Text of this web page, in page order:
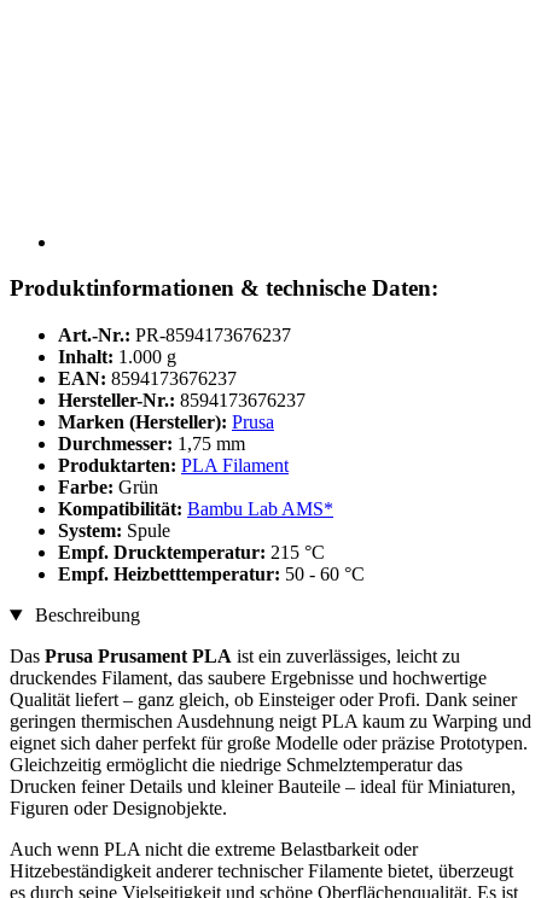
Produktinformationen & technische Daten:
Art.-Nr.: PR-8594173676237
Inhalt: 1.000 g
EAN: 8594173676237
Hersteller-Nr.: 8594173676237
Marken (Hersteller): Prusa
Durchmesser: 1,75 mm
Produktarten: PLA Filament
Farbe: Grün
Kompatibilität: Bambu Lab AMS*
System: Spule
Empf. Drucktemperatur: 215 °C
Empf. Heizbetttemperatur: 50 - 60 °C
Beschreibung
Das Prusa Prusament PLA ist ein zuverlässiges, leicht zu
druckendes Filament, das saubere Ergebnisse und hochwertige
Qualität liefert – ganz gleich, ob Einsteiger oder Profi. Dank seiner
geringen thermischen Ausdehnung neigt PLA kaum zu Warping und
eignet sich daher perfekt für große Modelle oder präzise Prototypen.
Gleichzeitig ermöglicht die niedrige Schmelztemperatur das
Drucken feiner Details und kleiner Bauteile – ideal für Miniaturen,
Figuren oder Designobjekte.
Auch wenn PLA nicht die extreme Belastbarkeit oder
Hitzebeständigkeit anderer technischer Filamente bietet, überzeugt
es durch seine Vielseitigkeit und schöne Oberflächenqualität. Es ist